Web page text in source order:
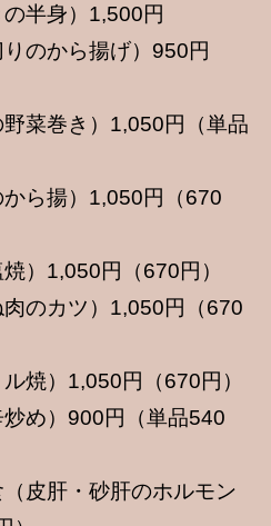
半身）1,500円
のから揚げ）950円
菜巻き）1,050円（単品
ら揚）1,050円（670
）1,050円（670円）
のカツ）1,050円（670
焼）1,050円（670円）
め）900円（単品540
皮肝・砂肝のホルモン